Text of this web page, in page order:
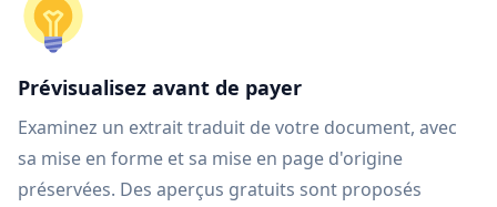
Prévisualisez avant de payer
Examinez un extrait traduit de votre document, avec
sa mise en forme et sa mise en page d'origine
préservées. Des aperçus gratuits sont proposés